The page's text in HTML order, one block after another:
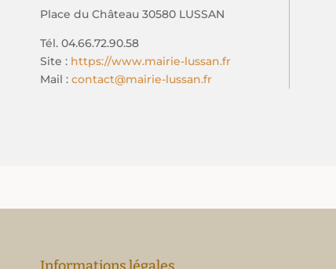
Place du Château 30580 LUSSAN
Tél. 04.66.72.90.58
Site :https://www.mairie-lussan.fr
Mail : contact@mairie-lussan.fr